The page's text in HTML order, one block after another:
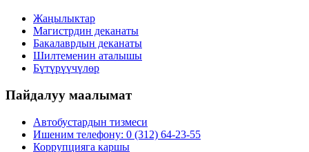
Жаңылыктар
Магистрдин деканаты
Бакалаврдын деканаты
Шилтеменин аталышы
Бүтүрүүчүлөр
Пайдалуу маалымат
Автобустардын тизмеси
Ишеним телефону: 0 (312) 64-23-55
Коррупцияга каршы